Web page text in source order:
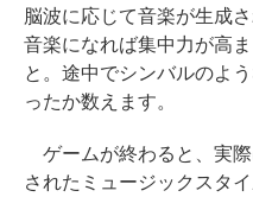
脳波に応じて音楽が生成
音楽になれば集中力が高
と。途中でシンバルのよ
ったか数えます。
ゲームが終わると、実
されたミュージックスタ